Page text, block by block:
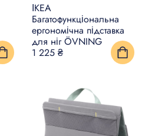
ІКЕА
Багатофункціональна
ергономічна підставка
для ніг ÖVNING
1 225 ₴